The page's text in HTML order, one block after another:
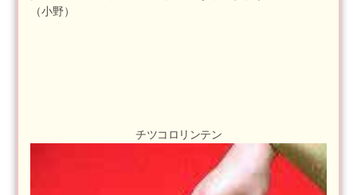
（小野）
チツコロリンテン